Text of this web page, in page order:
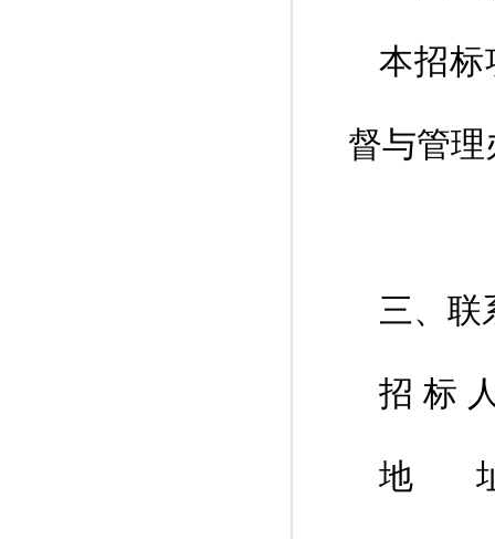
本招标
督与管
三、联
招 标
地 址